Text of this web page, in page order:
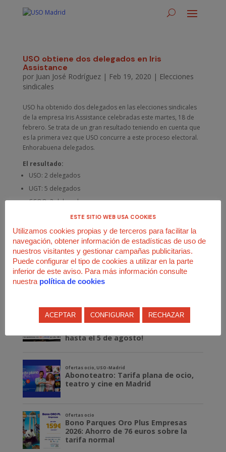
USO obtiene dos delegados en Iris
Assistance
por Juan José Rodríguez| Feb 19, 2020 | Elecciones
sindicales
USO ha obtenido dos delegados en las elecciones sindicales
de la empresa Iris Assistance celebradas este martes, 18 de
febrero. Se trata de un gran resultado teniendo en cuenta que
es la primera vez que USO concurre a este proceso electoral.
Enhorabuena delegados.
El resultado:
USO: 2 delegados
UGT: 5 delegados
CCOO: 2 delegados
ESTE SITIO WEB USA COOKIES
Utilizamos cookies propias y de terceros para facilitar la
navegación, obtener información de estadísticas de uso de
nuestros visitantes y gestionar campañas publicitarias.
Puede configurar el tipo de cookies a utilizar en la parte
inferior de este aviso. Para más información consulte
nuestra política de cookies
ACEPTAR CONFIGURAR RECHAZAR